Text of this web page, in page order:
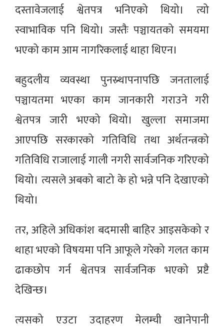
दस्तावेजलाई श्वेतपत्र भनिएको थियो। त्यो
स्वाभाविक पनि थियो। जस्तैः पञ्चायतको समयमा
भएको काम आम नागरिकलाई थाहा थिएन।
बहुदलीय व्यवस्था पुनस्र्थापनापछि जनतालाई
पञ्चायतमा भएका काम जानकारी गराउने गरी
श्वेतपत्र जारी भएको थियो। खुल्ला समाजमा
आएपछि सरकारको गतिविधि तथा अर्थतन्त्रको
गतिविधि राजालाई गाली नगरी सार्वजनिक गरिएको
थियो। त्यसले अबको बाटो के हो भन्ने पनि देखाएको
थियो।
तर, अहिले अधिकांश बदमासी बाहिर आइसकेको र
थाहा भएको विषयमा पनि आफूले गरेको गलत काम
ढाकछोप गर्न श्वेतपत्र सार्वजनिक भएको प्रष्टै
देखिन्छ।
त्यसको एउटा उदाहरण मेलम्ची खानेपानी